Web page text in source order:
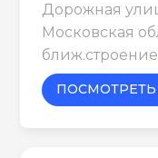
Дорожная
Московская
ПОСМОТРЕТЬ